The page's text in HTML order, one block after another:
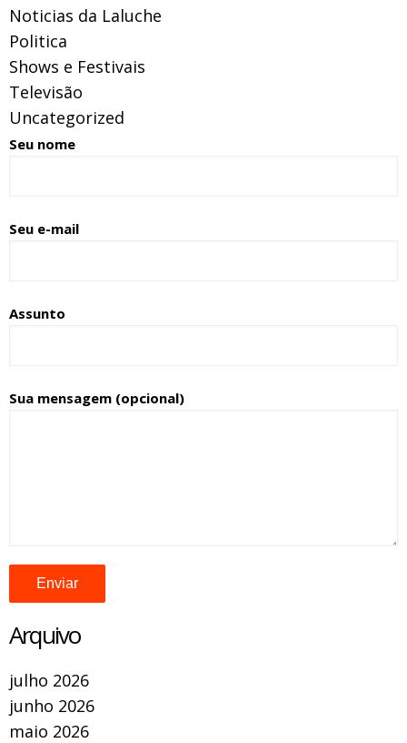
Noticias da Laluche
Politica
Shows e Festivais
Televisão
Uncategorized
Seu nome
Seu e-mail
Assunto
Sua mensagem (opcional)
Arquivo
julho 2026
junho 2026
maio 2026